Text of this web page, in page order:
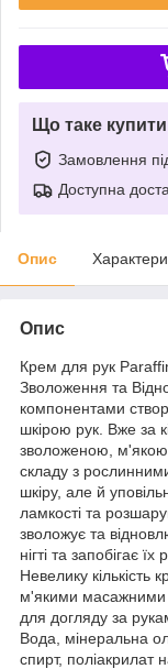
Що таке
Замовлення
Доступна
Опис
Опис
Крем для рук
Зволоження та
компонентами
шкірою рук. Вже за
зволоженою, м'якою
складу з
шкіру, але й
ламкості та
зволожує та
нігті та запобігає
Невелику кількість
м'якими масажними
для догляду за
Вода, мінеральна
спирт, поліакрилат